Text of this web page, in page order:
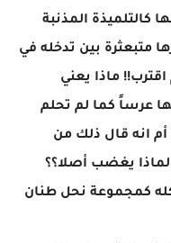
كالتلميذة المذنبة
متبعثرة بين تدخله في
ماذا يعني
عرساً كما لم تحلم
انه قال ذلك من
يغضب أصلا؟؟
كمجموعة نحل طنان